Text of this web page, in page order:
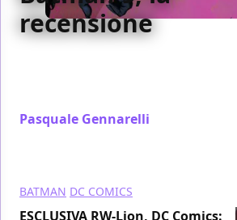
recensione
Pasquale Gennarelli
BATMAN DC COMICS
ESCLUSIVA RW-Lion, DC Comics: